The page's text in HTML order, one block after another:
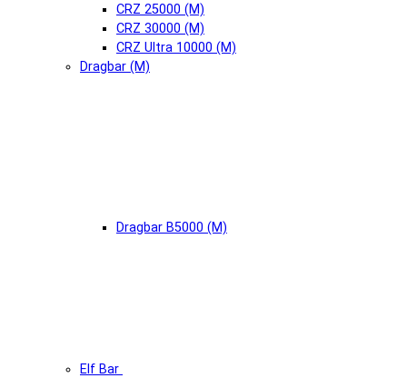
CRZ 25000 (М)
CRZ 30000 (М)
CRZ Ultra 10000 (М)
Dragbar (М)
Dragbar B5000 (М)
Elf Bar